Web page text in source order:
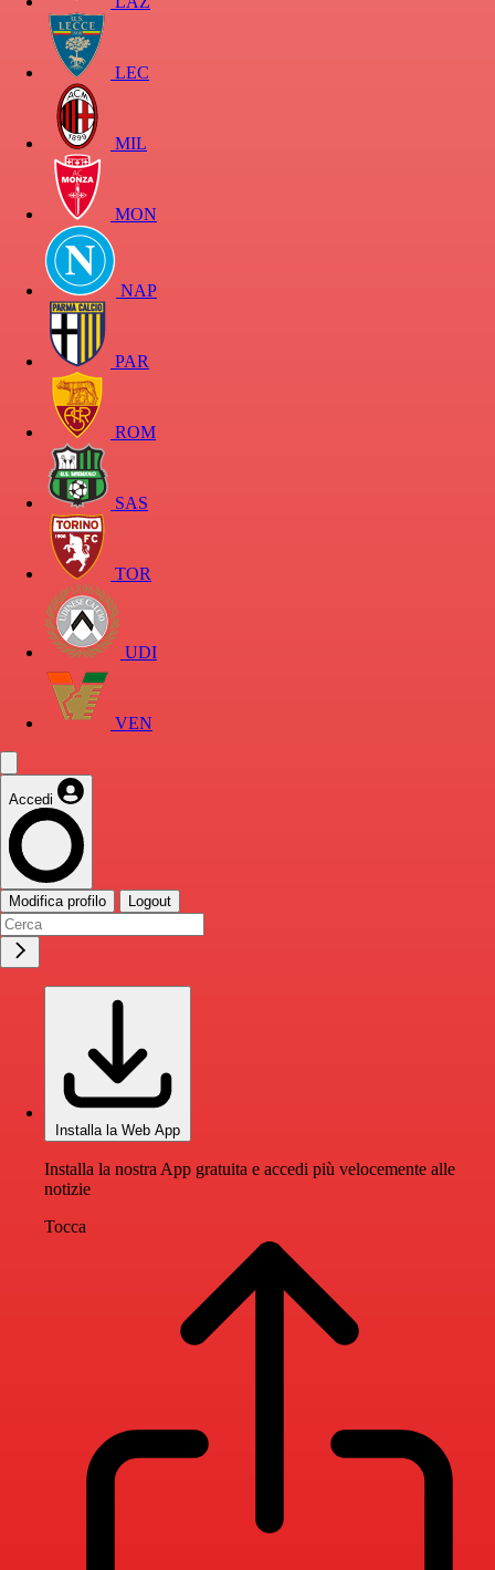
LEC
MIL
MON
NAP
PAR
ROM
SAS
TOR
UDI
VEN
Accedi
Modifica profilo Logout
Installa la Web App
Installa la nostra App gratuita e accedi più velocemente alle
notizie
Tocca